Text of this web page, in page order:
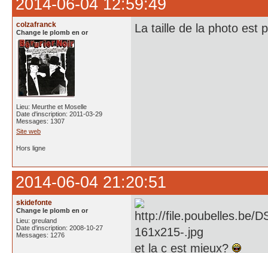
2014-06-04 12:59:49
colzafranck
Change le plomb en or
Lieu: Meurthe et Moselle
Date d'inscription: 2011-03-29
Messages: 1307
Site web
La taille de la photo est
Hors ligne
2014-06-04 21:20:51
skidefonte
Change le plomb en or
Lieu: greuland
Date d'inscription: 2008-10-27
Messages: 1276
et la c est mieux?